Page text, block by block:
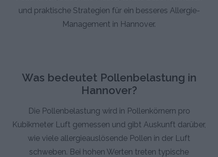
und praktische Strategien für ein besseres Allergie-
Management in Hannover.
Was bedeutet Pollenbelastung in
Hannover?
Die Pollenbelastung wird in Pollenkörnern pro
Kubikmeter Luft gemessen und gibt Auskunft darüber,
wie viele allergieauslösende Pollen in der Luft
schweben. Bei hohen Werten treten typische